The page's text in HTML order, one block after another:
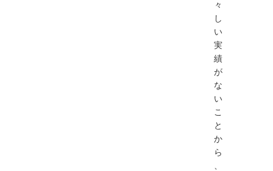
々
し
い
実
績
が
な
い
こ
と
か
ら